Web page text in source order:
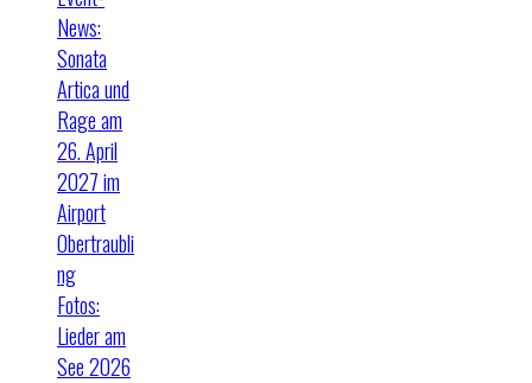
News:
Sonata
Artica und
Rage am
26. April
2027 im
Airport
Obertraubli
ng
Fotos:
Lieder am
See 2026